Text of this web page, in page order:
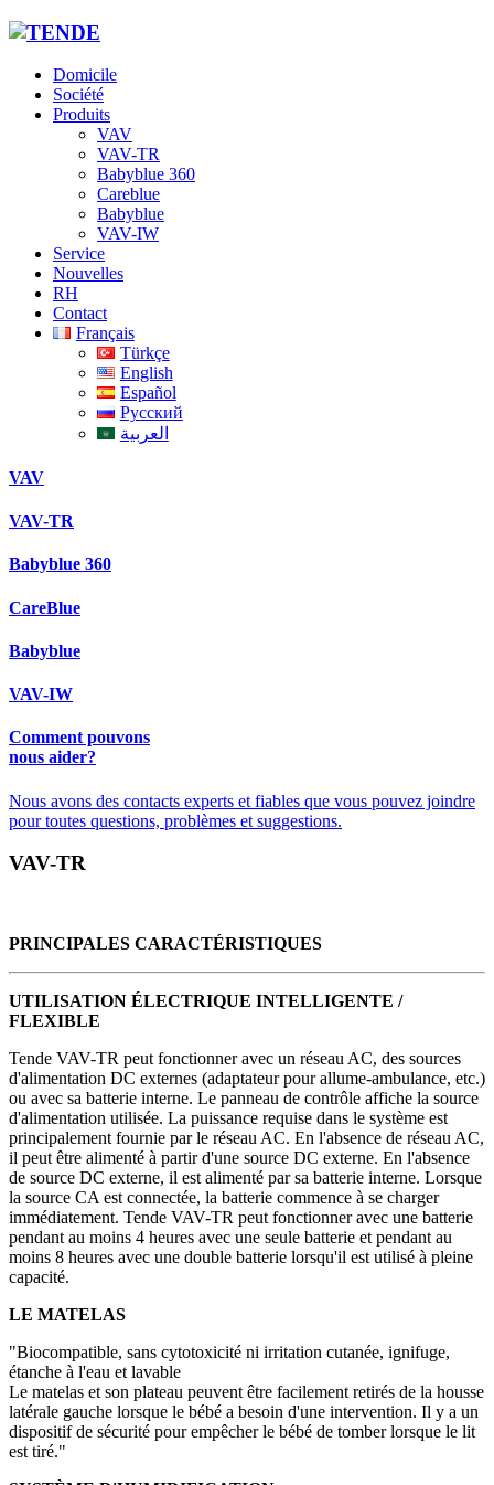
Domicile
Société
Produits
VAV
VAV-TR
Babyblue 360
Careblue
Babyblue
VAV-IW
Service
Nouvelles
RH
Contact
Français
Türkçe
English
Español
Русский
العربية
VAV
VAV-TR
Babyblue 360
CareBlue
Babyblue
VAV-IW
Comment pouvons
nous aider?
Nous avons des contacts experts et fiables que vous pouvez joindre
pour toutes questions, problèmes et suggestions.
VAV-TR
PRINCIPALES CARACTÉRISTIQUES
UTILISATION ÉLECTRIQUE INTELLIGENTE /
FLEXIBLE
Tende VAV-TR peut fonctionner avec un réseau AC, des sources
d'alimentation DC externes (adaptateur pour allume-ambulance, etc.)
ou avec sa batterie interne. Le panneau de contrôle affiche la source
d'alimentation utilisée. La puissance requise dans le système est
principalement fournie par le réseau AC. En l'absence de réseau AC,
il peut être alimenté à partir d'une source DC externe. En l'absence
de source DC externe, il est alimenté par sa batterie interne. Lorsque
la source CA est connectée, la batterie commence à se charger
immédiatement. Tende VAV-TR peut fonctionner avec une batterie
pendant au moins 4 heures avec une seule batterie et pendant au
moins 8 heures avec une double batterie lorsqu'il est utilisé à pleine
capacité.
LE MATELAS
"Biocompatible, sans cytotoxicité ni irritation cutanée, ignifuge,
étanche à l'eau et lavable
Le matelas et son plateau peuvent être facilement retirés de la housse
latérale gauche lorsque le bébé a besoin d'une intervention. Il y a un
dispositif de sécurité pour empêcher le bébé de tomber lorsque le lit
est tiré."